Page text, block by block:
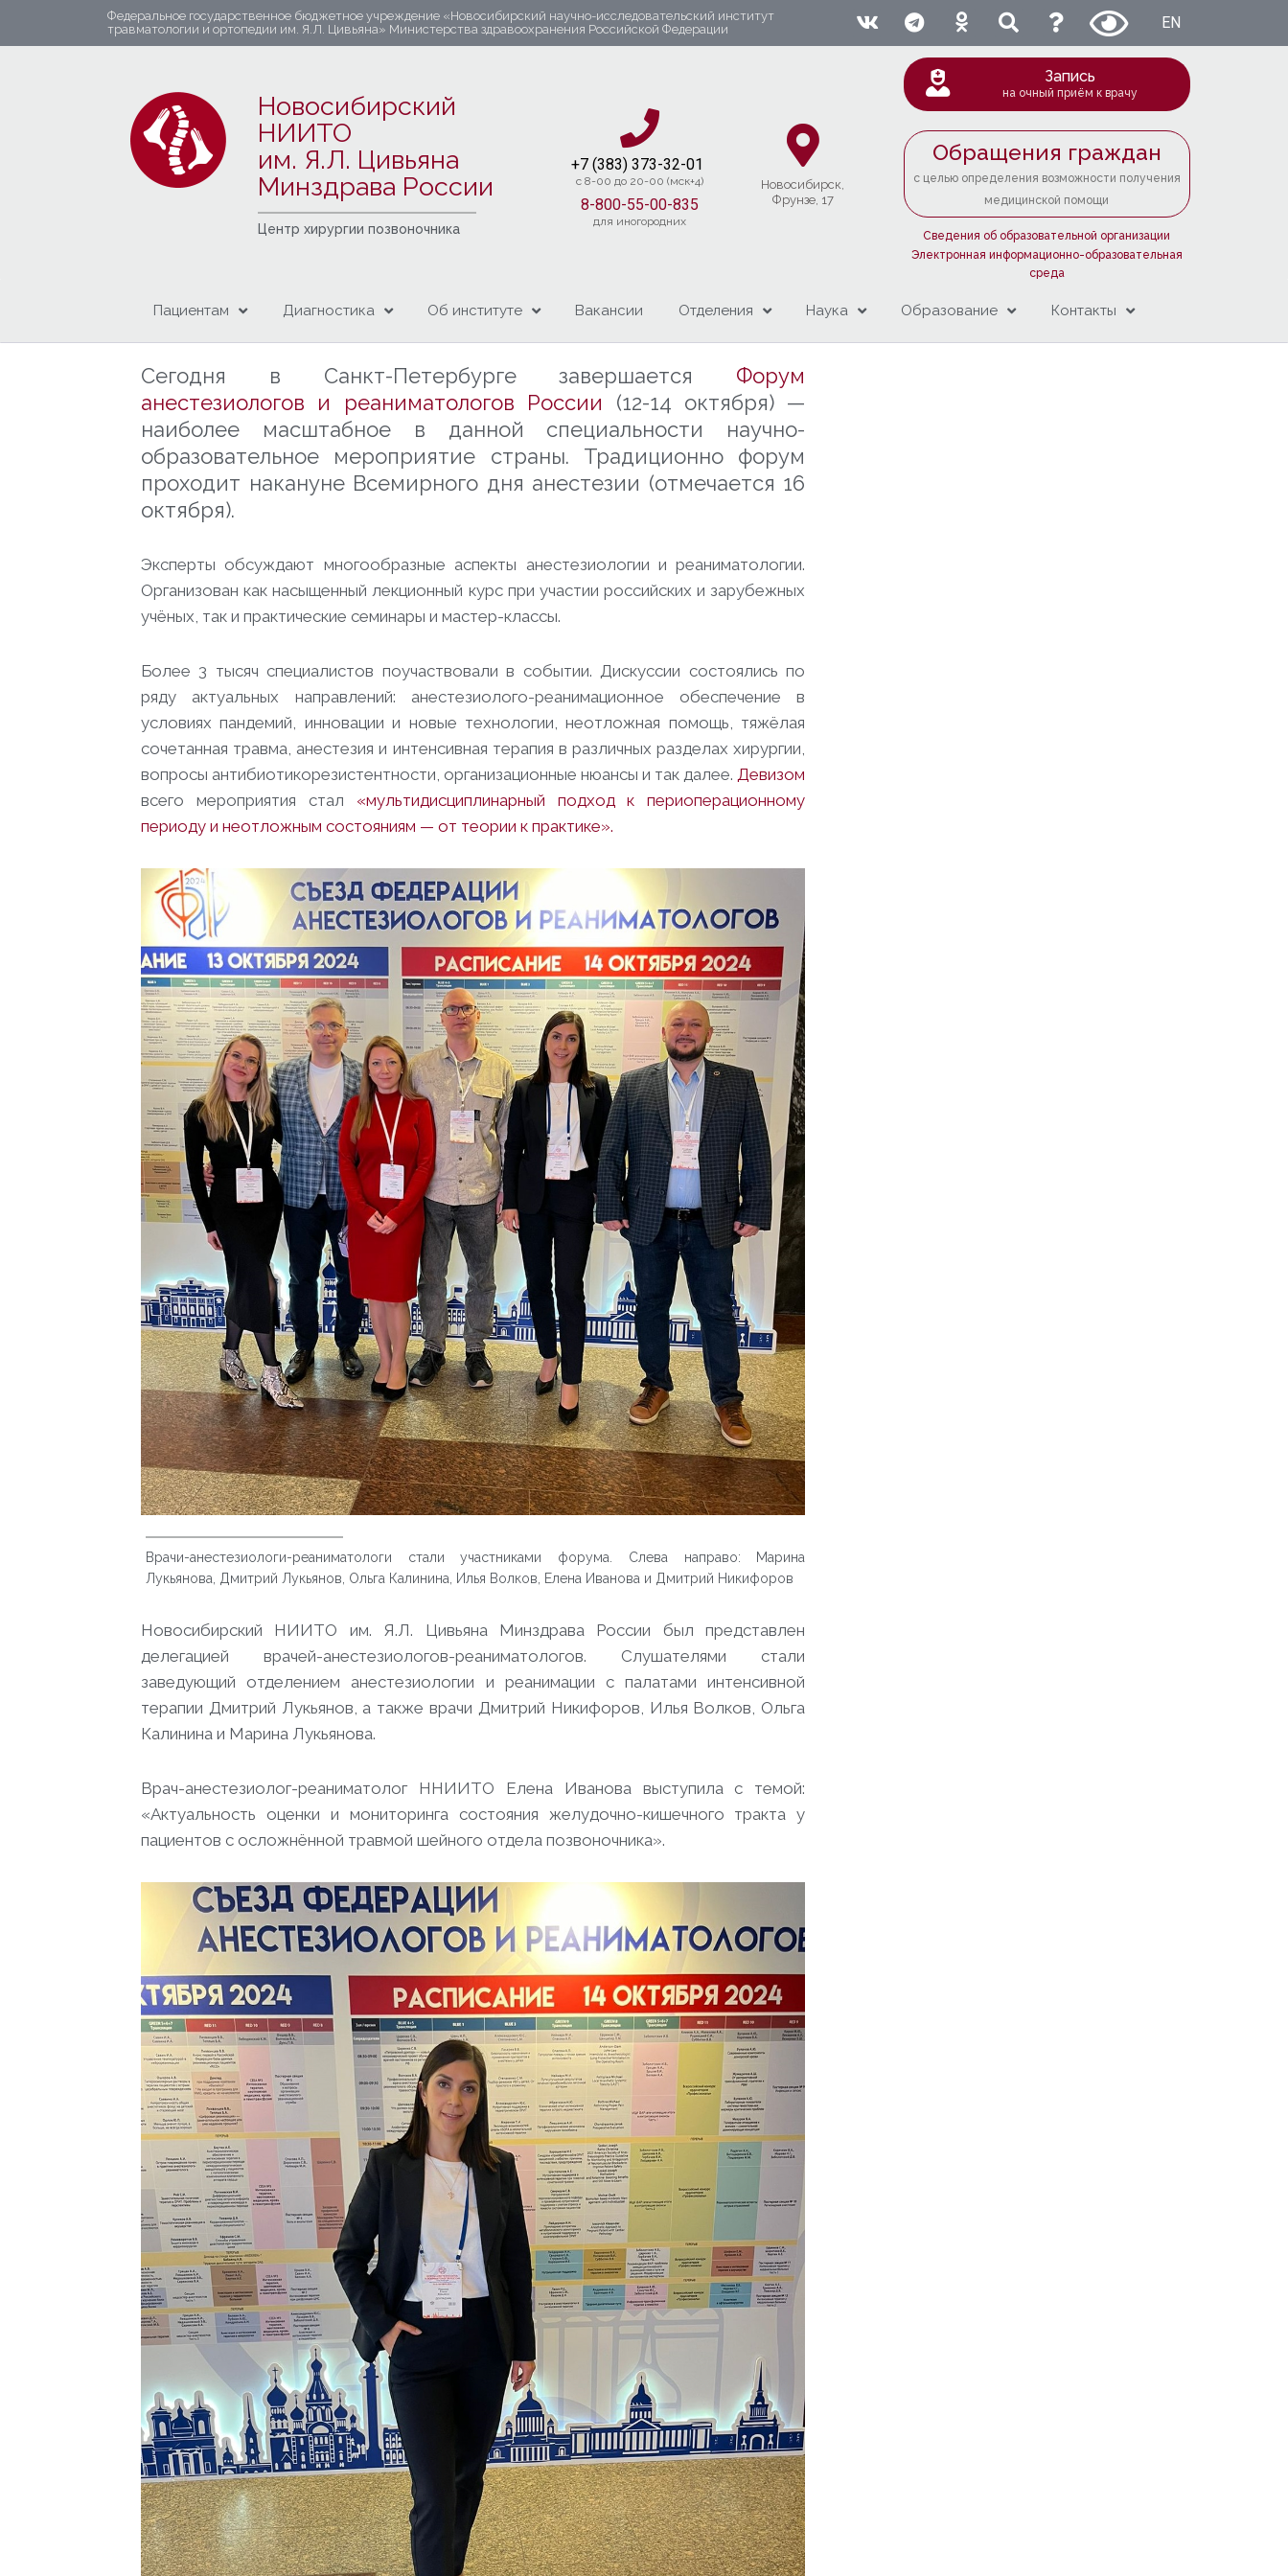
Федеральное государственное бюджетное учреждение «Новосибирский научно-исследовательский институт
травматологии и ортопедии им. Я.Л. Цивьяна» Министерства здравоохранения Российской Федерации
EN
Новосибирский
НИИТО
им. Я.Л. Цивьяна
Минздрава России
Центр хирургии позвоночника
+7 (383) 373-32-01​
c 8-00 до 20-00 (мск+4)
8-800-55-00-835
для иногородних
Новосибирcк,
Фрунзе, 17
Запись
на очный приём к врачу
Обращения граждан
с целью определения возможности получения
медицинской помощи
Сведения об образовательной организации
Электронная информационно-образовательная
среда
Пациентам Диагностика Об институте Вакансии Отделения Наука Образование Контакты
Сегодня в Санкт-Петербурге завершается Форум
анестезиологов и реаниматологов России (12-14 октября) —
наиболее масштабное в данной специальности научно-
образовательное мероприятие страны. Традиционно форум
проходит накануне Всемирного дня анестезии (отмечается 16
октября).
Эксперты обсуждают многообразные аспекты анестезиологии и реаниматологии.
Организован как насыщенный лекционный курс при участии российских и зарубежных
учёных, так и практические семинары и мастер-классы.
Более 3 тысяч специалистов поучаствовали в событии. Дискуссии состоялись по
ряду актуальных направлений: анестезиолого-реанимационное обеспечение в
условиях пандемий, инновации и новые технологии, неотложная помощь, тяжёлая
сочетанная травма, анестезия и интенсивная терапия в различных разделах хирургии,
вопросы антибиотикорезистентности, организационные нюансы и так далее.Девизом
всего мероприятия стал «мультидисциплинарный подход к периоперационному
периоду и неотложным состояниям — от теории к практике».
Врачи-анестезиологи-реаниматологи стали участниками форума. Слева направо: Марина
Лукьянова, Дмитрий Лукьянов, Ольга Калинина, Илья Волков, Елена Иванова и Дмитрий Никифоров
Новосибирский НИИТО им. Я.Л. Цивьяна Минздрава России был представлен
делегацией врачей-анестезиологов-реаниматологов. Слушателями стали
заведующий отделением анестезиологии и реанимации с палатами интенсивной
терапии Дмитрий Лукьянов, а также врачи Дмитрий Никифоров, Илья Волков, Ольга
Калинина и Марина Лукьянова.
Врач-анестезиолог-реаниматолог ННИИТО Елена Иванова выступила с темой:
«Актуальность оценки и мониторинга состояния желудочно-кишечного тракта у
пациентов с осложнённой травмой шейного отдела позвоночника».